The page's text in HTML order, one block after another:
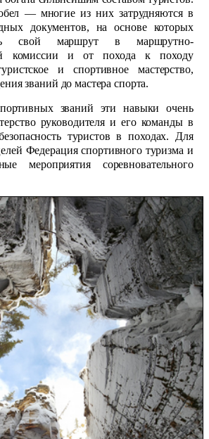
— многие из них затрудняются в
документов, на основе которых
свой маршрут в маршрутно-
комиссии и от похода к походу
и спортивное мастерство,
званий до мастера спорта.
званий эти навыки очень
руководителя и его команды в
туристов в походах. Для
Федерация спортивного туризма и
мероприятия соревновательного